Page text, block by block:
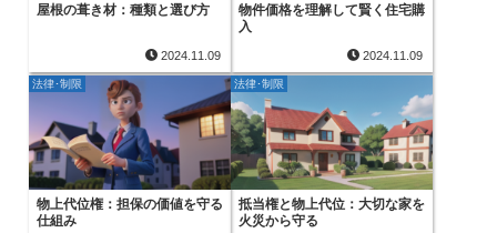
屋根の葺き材：種類と選び方
2024.11.09
物件価格を理解して賢く住宅購
入
2024.11.09
法律･制限
物上代位権：担保の価値を守る
仕組み
法律･制限
抵当権と物上代位：大切な家を
火災から守る